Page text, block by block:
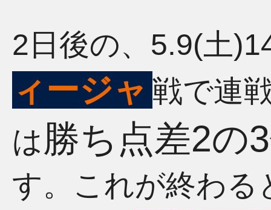
2日後の、5.9(土
ィージャ 戦で連
は勝ち点差2の
す。これが終わる